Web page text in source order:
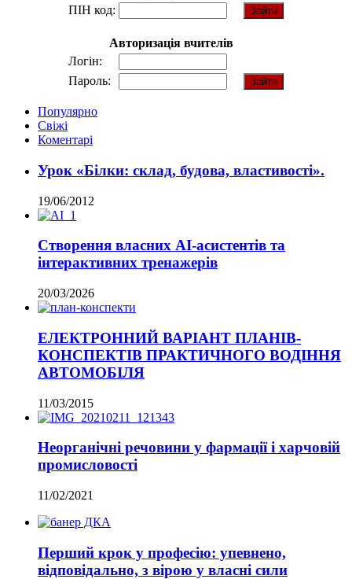
ПІН код:
Авторизація вчителів
Логін:
Пароль:
Популярно
Свіжі
Коментарі
Урок «Білки: склад, будова, властивості».
19/06/2012
Створення власних AI-асистентів та
інтерактивних тренажерів
20/03/2026
ЕЛЕКТРОННИЙ ВАРІАНТ ПЛАНІВ-
КОНСПЕКТІВ ПРАКТИЧНОГО ВОДІННЯ
АВТОМОБІЛЯ
11/03/2015
Неорганічні речовини у фармації і харчовій
промисловості
11/02/2021
Перший крок у професію: упевнено,
відповідально, з вірою у власні сили